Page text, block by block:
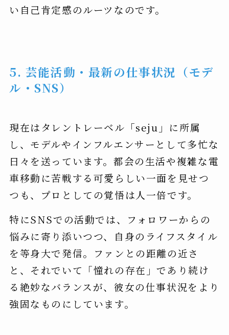
い自己肯定感のルーツなのです。
5. 芸能活動・最新の仕事状況（モデ
ル・SNS）
現在はタレントレーベル「seju」に所属
し、モデルやインフルエンサーとして多忙な
日々を送っています。都会の生活や複雑な電
車移動に苦戦する可愛らしい一面を見せつ
つも、プロとしての覚悟は人一倍です。
特にSNSでの活動では、フォロワーからの
悩みに寄り添いつつ、自身のライフスタイル
を等身大で発信。ファンとの距離の近さ
と、それでいて「憧れの存在」であり続け
る絶妙なバランスが、彼女の仕事状況をより
強固なものにしています。